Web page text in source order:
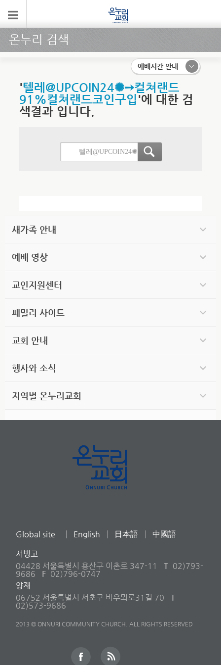
온누리 검색
예배시간 안내
'텔레@UPCOIN24✺➙컬쳐랜드
91%컬쳐랜드코인구입'에 대한 검
색결과 입니다.
새가족 안내
예배 영상
교인지원센터
패밀리 사이트
교회 안내
행사와 소식
지역별 온누리교회
Global site English 日本語 中國語
서빙고
04428 서울특별시 용산구 이촌로 347-11
T 02)793-
9686
F 02)796-0747
양재
06752 서울특별시 서초구 바우뫼로31길 70
T
02)573-9686
2013 © ONNURI COMMUNITY CHURCH. ALL RIGHTS RESERVED